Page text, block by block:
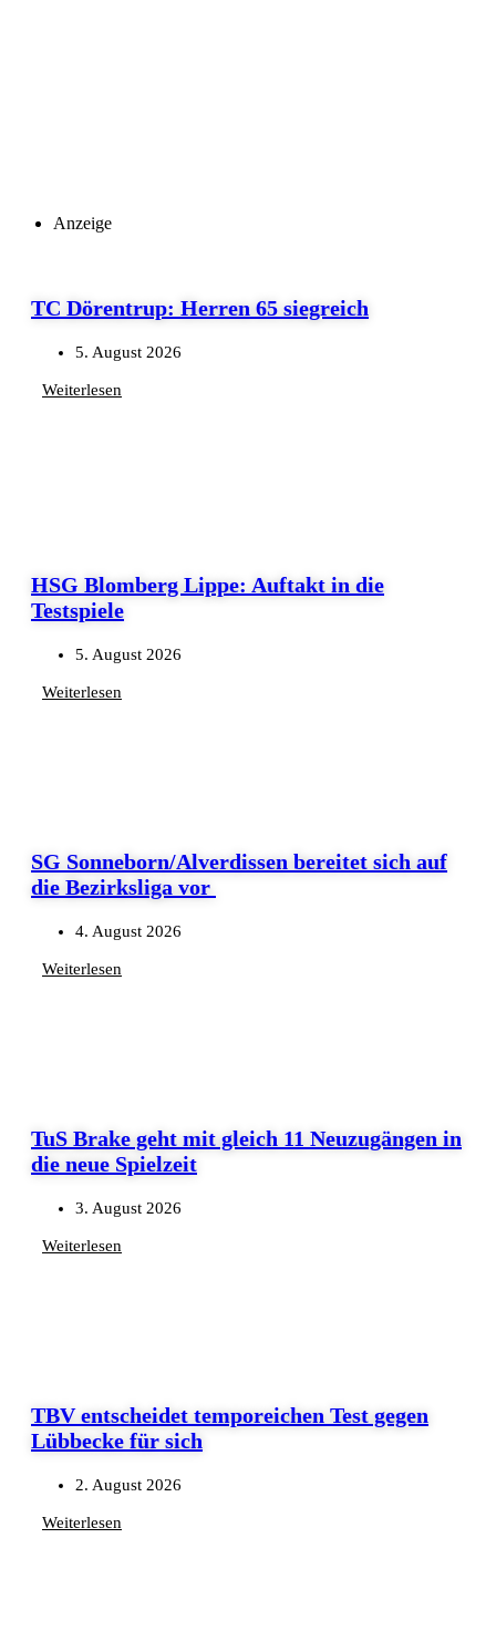
Anzeige
TC Dörentrup: Herren 65 siegreich
5. August 2026
Weiterlesen
HSG Blomberg Lippe: Auftakt in die
Testspiele
5. August 2026
Weiterlesen
SG Sonneborn/Alverdissen bereitet sich auf
die Bezirksliga vor
4. August 2026
Weiterlesen
TuS Brake geht mit gleich 11 Neuzugängen in
die neue Spielzeit
3. August 2026
Weiterlesen
TBV entscheidet temporeichen Test gegen
Lübbecke für sich
2. August 2026
Weiterlesen